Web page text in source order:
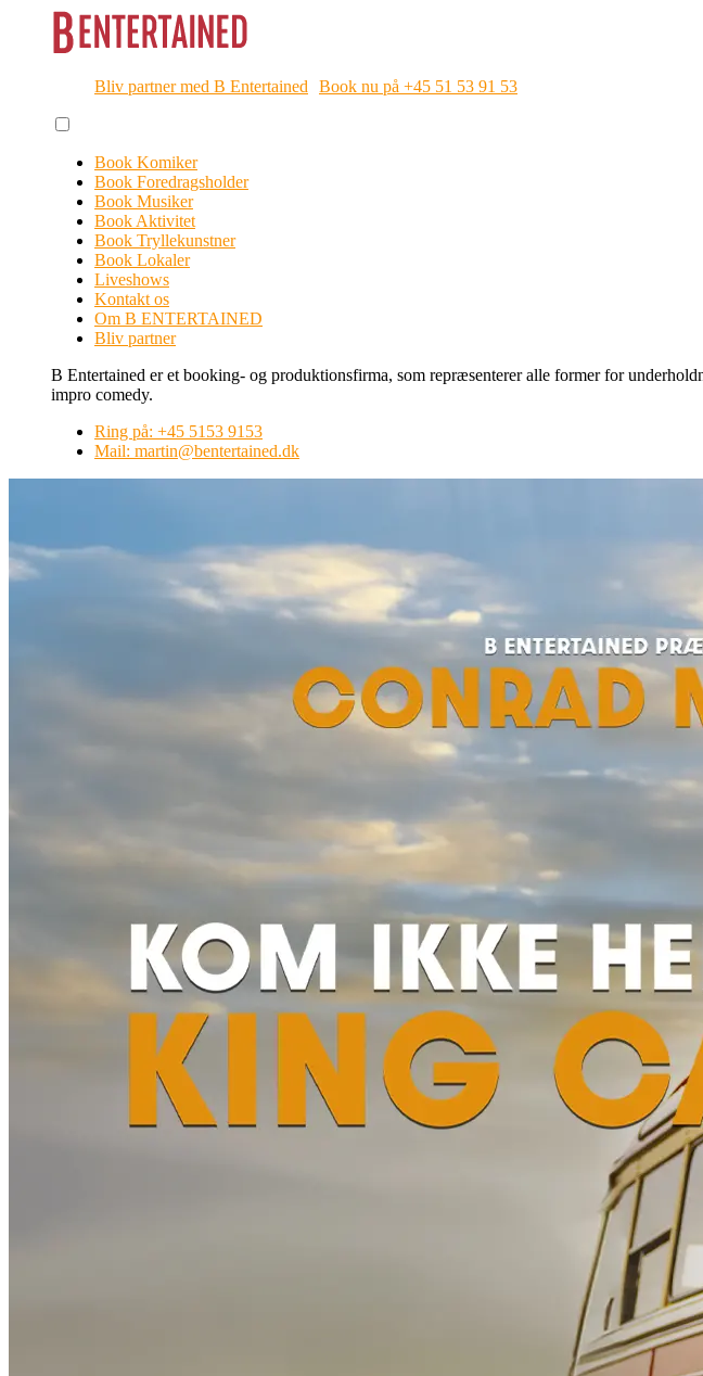
Bliv partner med B Entertained Book nu på +45 51 53 91 53
Book Komiker
Book Foredragsholder
Book Musiker
Book Aktivitet
Book Tryllekunstner
Book Lokaler
Liveshows
Kontakt os
Om B ENTERTAINED
Bliv partner
B Entertained er et booking- og produktionsfirma, som repræsenterer alle former for
impro comedy.
Ring på: +45 5153 9153
Mail: martin@bentertained.dk